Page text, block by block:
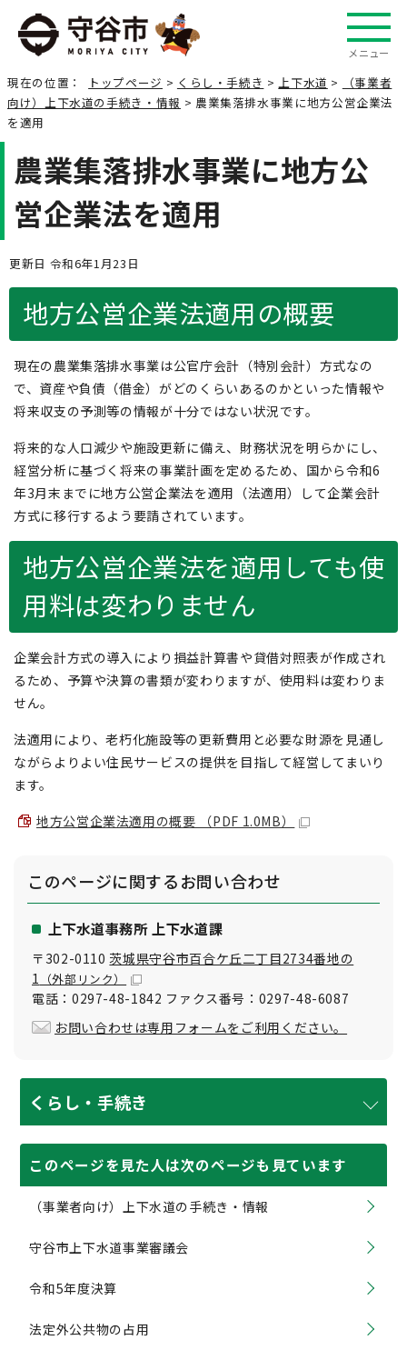
メニュー
現在の位置： トップページ > くらし・手続き >上下水道 >
（事業者
向け）上下水道の手続き・情報 > 農業集落排水事業に地方公営企業法
を適用
農業集落排水事業に地方公
営企業法を適用
更新日 令和6年1月23日
地方公営企業法適用の概要
現在の農業集落排水事業は公官庁会計（特別会計）方式なの
で、資産や負債（借金）がどのくらいあるのかといった情報や
将来収支の予測等の情報が十分ではない状況です。
将来的な人口減少や施設更新に備え、財務状況を明らかにし、
経営分析に基づく将来の事業計画を定めるため、国から令和6
年3月末までに地方公営企業法を適用（法適用）して企業会計
方式に移行するよう要請されています。
地方公営企業法を適用しても使
用料は変わりません
企業会計方式の導入により損益計算書や貸借対照表が作成され
るため、予算や決算の書類が変わりますが、使用料は変わりま
せん。
法適用により、老朽化施設等の更新費用と必要な財源を見通し
ながらよりよい住民サービスの提供を目指して経営してまいり
ます。
地方公営企業法適用の概要 （PDF 1.0MB）
このページに関するお問い合わせ
上下水道事務所 上下水道課
〒302-0110茨城県守谷市百合ケ丘二丁目2734番地の
1 （外部リンク）
電話：0297-48-1842 ファクス番号：0297-48-6087
お問い合わせは専用フォームをご利用ください。
くらし・手続き
このページを見た人は次のページも見ています
（事業者向け）上下水道の手続き・情報
守谷市上下水道事業審議会
令和5年度決算
法定外公共物の占用